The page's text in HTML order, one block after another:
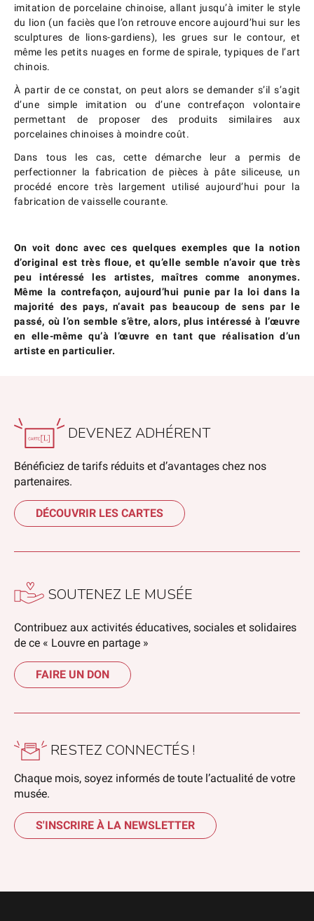
imitation de porcelaine chinoise, allant jusqu’à imiter le style
du lion (un faciès que l’on retrouve encore aujourd’hui sur les
sculptures de lions-gardiens), les grues sur le contour, et
même les petits nuages en forme de spirale, typiques de l’art
chinois.
À partir de ce constat, on peut alors se demander s’il s’agit
d’une simple imitation ou d’une contrefaçon volontaire
permettant de proposer des produits similaires aux
porcelaines chinoises à moindre coût.
Dans tous les cas, cette démarche leur a permis de
perfectionner la fabrication de pièces à pâte siliceuse, un
procédé encore très largement utilisé aujourd’hui pour la
fabrication de vaisselle courante.
On voit donc avec ces quelques exemples que la notion
d’original est très floue, et qu’elle semble n’avoir que très
peu intéressé les artistes, maîtres comme anonymes.
Même la contrefaçon, aujourd’hui punie par la loi dans la
majorité des pays, n’avait pas beaucoup de sens par le
passé, où l’on semble s’être, alors, plus intéressé à l’œuvre
en elle-même qu’à l’œuvre en tant que réalisation d’un
artiste en particulier.
DEVENEZ ADHÉRENT
Bénéficiez de tarifs réduits et d’avantages chez nos
partenaires.
DÉCOUVRIR LES CARTES
SOUTENEZ LE MUSÉE
Contribuez aux activités éducatives, sociales et solidaires
de ce « Louvre en partage »
FAIRE UN DON
RESTEZ CONNECTÉS !
Chaque mois, soyez informés de toute l’actualité de votre
musée.
S'INSCRIRE À LA NEWSLETTER